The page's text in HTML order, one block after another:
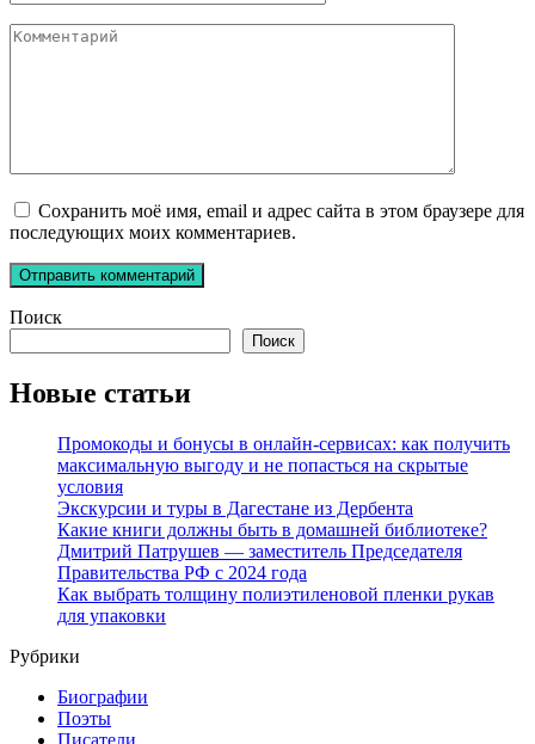
Комментарий
Сохранить моё имя, email и адрес сайта в этом браузере для
последующих моих комментариев.
Поиск
Поиск
Новые статьи
Промокоды и бонусы в онлайн-сервисах: как получить
максимальную выгоду и не попасться на скрытые
условия
Экскурсии и туры в Дагестане из Дербента
Какие книги должны быть в домашней библиотеке?
Дмитрий Патрушев — заместитель Председателя
Правительства РФ с 2024 года
Как выбрать толщину полиэтиленовой пленки рукав
для упаковки
Рубрики
Биографии
Поэты
Писатели